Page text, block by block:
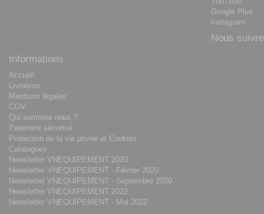
Google Plus
Instagram
Nous suivre
Informations
Accueil
Livraison
Mentions légales
CGV
Qui sommes nous ?
Paiement sécurisé
Protection de la vie privée et Cookies
Catalogues
Newsletter VNEQUIPEMENT 2020
Newsletter VNEQUIPEMENT - Février 2020
Newsletter VNEQUIPEMENT - Septembre 2020
Newsletter VNEQUIPEMENT 2022
Newsletter VNEQUIPEMENT - Mai 2022